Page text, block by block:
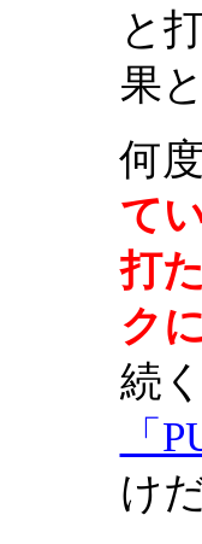
と
果
何
て
打
ク
続
「
け